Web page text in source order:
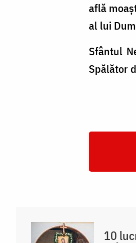
află
al lui
Sfântul
Spălător
10